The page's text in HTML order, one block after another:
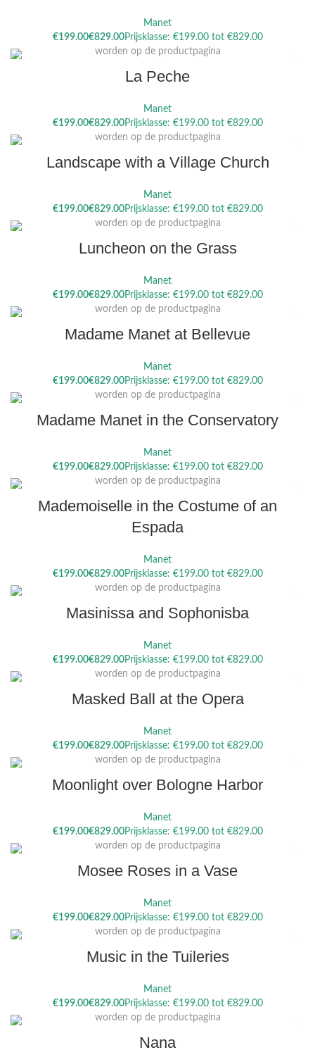
Manet
€
€
Dit product heeft meerdere variaties. Deze optie kan gekozen
worden op de productpagina
La Peche
Manet
€
€
Dit product heeft meerdere variaties. Deze optie kan gekozen
worden op de productpagina
Landscape with a Village Church
Manet
€
€
Dit product heeft meerdere variaties. Deze optie kan gekozen
worden op de productpagina
Luncheon on the Grass
Manet
€
€
Dit product heeft meerdere variaties. Deze optie kan gekozen
worden op de productpagina
Madame Manet at Bellevue
Manet
€
€
Dit product heeft meerdere variaties. Deze optie kan gekozen
worden op de productpagina
Madame Manet in the Conservatory
Manet
€
€
Dit product heeft meerdere variaties. Deze optie kan gekozen
worden op de productpagina
Mademoiselle in the Costume of an
Espada
Manet
€
€
Dit product heeft meerdere variaties. Deze optie kan gekozen
worden op de productpagina
Masinissa and Sophonisba
Manet
€
€
Dit product heeft meerdere variaties. Deze optie kan gekozen
worden op de productpagina
Masked Ball at the Opera
Manet
€
€
Dit product heeft meerdere variaties. Deze optie kan gekozen
worden op de productpagina
Moonlight over Bologne Harbor
Manet
€
€
Dit product heeft meerdere variaties. Deze optie kan gekozen
worden op de productpagina
Mosee Roses in a Vase
Manet
€
€
Dit product heeft meerdere variaties. Deze optie kan gekozen
worden op de productpagina
Music in the Tuileries
Manet
€
€
Dit product heeft meerdere variaties. Deze optie kan gekozen
worden op de productpagina
Nana